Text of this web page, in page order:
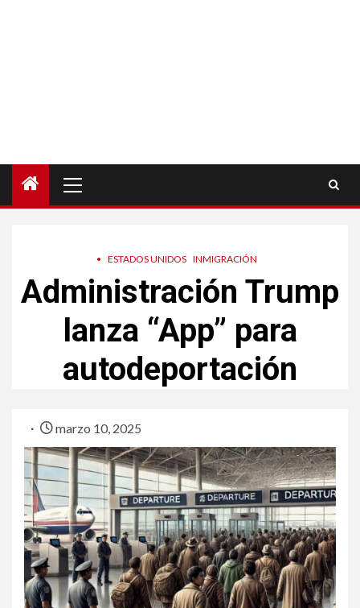
principal
• ESTADOS UNIDOS INMIGRACIÓN
Administración Trump
lanza “App” para
autodeportación
marzo 10, 2025